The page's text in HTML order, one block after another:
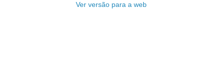
Ver versão para a web